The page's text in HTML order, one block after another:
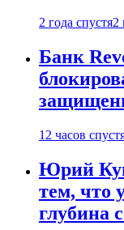
2 года спустя2
Банк
12 часов
Юрий
тем, что
глубина